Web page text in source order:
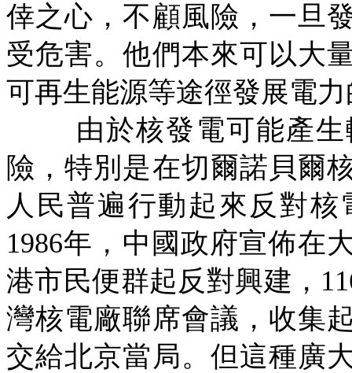
倖之心，不顧風險，一旦
受危害。他們本來可以大
可再生能源等途徑發展電
由於核發電可能產
險，特別是在切爾諾貝爾
人民普遍行動起來反對
1986年，中國政府宣佈在
港市民便群起反對興建，
灣核電廠聯席會議，收集
交給北京當局。但這種廣